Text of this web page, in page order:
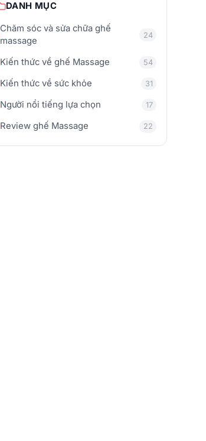
DANH MỤC
Chăm sóc và sửa chữa ghế
massage
24
Kiến thức về ghế Massage 54
Kiến thức về sức khỏe 31
Người nổi tiếng lựa chọn 17
Review ghế Massage 22